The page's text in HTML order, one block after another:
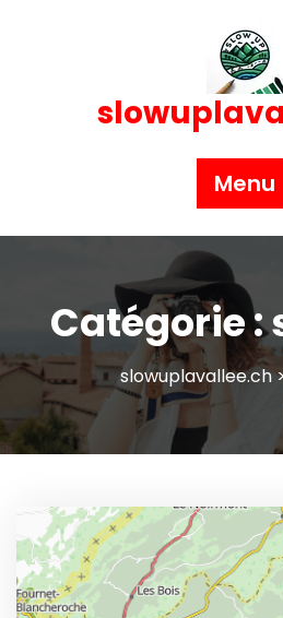
Menu
Catégorie :
slowuplavallee.ch